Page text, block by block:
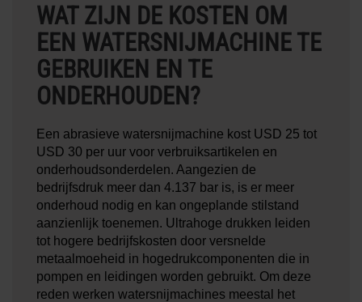
WAT ZIJN DE KOSTEN OM
EEN WATERSNIJMACHINE TE
GEBRUIKEN EN TE
ONDERHOUDEN?
Een abrasieve watersnijmachine kost USD 25 tot
USD 30 per uur voor verbruiksartikelen en
onderhoudsonderdelen. Aangezien de
bedrijfsdruk meer dan 4.137 bar is, is er meer
onderhoud nodig en kan ongeplande stilstand
aanzienlijk toenemen. Ultrahoge drukken leiden
tot hogere bedrijfskosten door versnelde
metaalmoeheid in hogedrukcomponenten die in
pompen en leidingen worden gebruikt. Om deze
reden werken watersnijmachines meestal het